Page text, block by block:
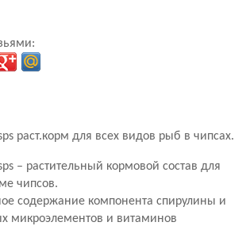
раст.корм для всех видов рыб в чипсах.
– растительный кормовой состав для
чипсов.
содержание компонента спирулины и
микроэлементов и витаминов